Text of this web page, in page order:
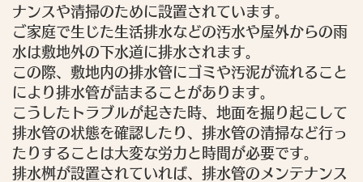
ナンスや清掃のために設置されています。
ご家庭で生じた生活排水などの汚水や屋外からの雨
水は敷地外の下水道に排水されます。
この際、敷地内の排水管にゴミや汚泥が流れること
により排水管が詰まることがあります。
こうしたトラブルが起きた時、地面を掘り起こして
排水管の状態を確認したり、排水管の清掃など行っ
たりすることは大変な労力と時間が必要です。
排水桝が設置されていれば、排水管のメンテナンス